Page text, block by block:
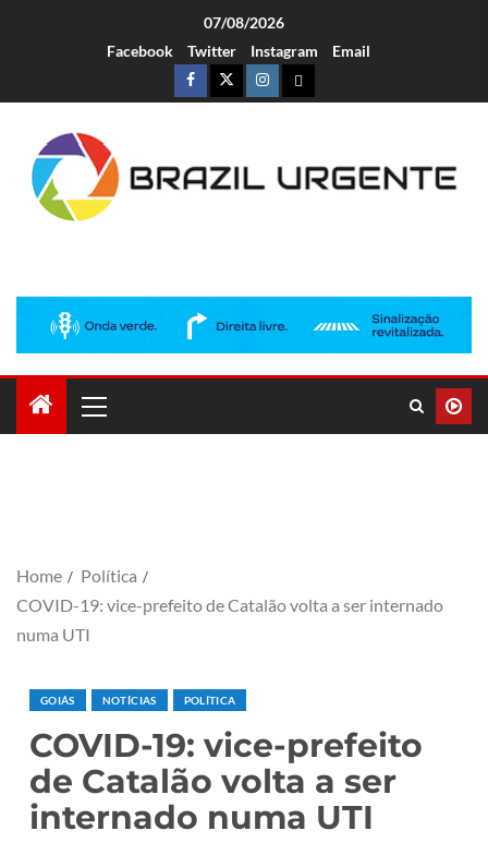
07/08/2026
Facebook
Twitter Instagram Email
Home
Política
COVID-19: vice-prefeito de Catalão volta a ser internado
numa UTI
GOIÁS NOTÍCIAS POLÍTICA
COVID-19: vice-prefeito
de Catalão volta a ser
internado numa UTI